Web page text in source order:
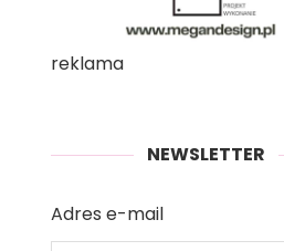
reklama
NEWSLETTER
Adres e-mail